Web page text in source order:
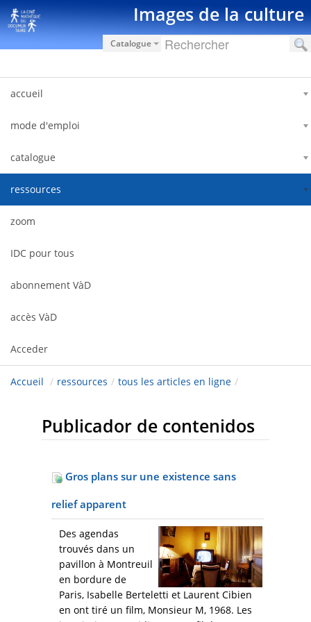
Saltar al contenido Images de la culture
Catalogue
accueil
mode d'emploi
catalogue
ressources
zoom
IDC pour tous
abonnement VàD
accès VàD
Acceder
Accueil / ressources / tous les articles en ligne /
Publicador de contenidos
Gros plans sur une existence sans
relief apparent
Des agendas
trouvés dans un
pavillon à Montreuil
en bordure de
Paris, Isabelle Berteletti et Laurent Cibien
en ont tiré un film, Monsieur M, 1968. Les